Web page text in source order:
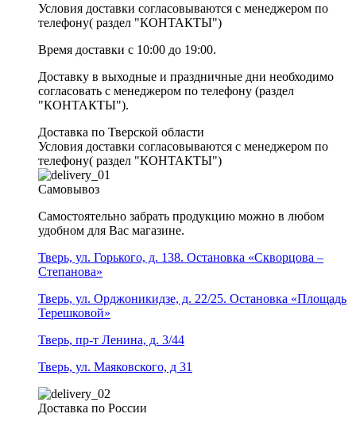
Условия доставки согласовываются с менеджером по
телефону( раздел "КОНТАКТЫ")
Время доставки с 10:00 до 19:00.
Доставку в выходные и праздничные дни необходимо
согласовать с менеджером по телефону (раздел
"КОНТАКТЫ").
Доставка по Тверской области
Условия доставки согласовываются с менеджером по
телефону( раздел "КОНТАКТЫ")
Самовывоз
Самостоятельно забрать продукцию можно в любом
удобном для Вас магазине.
Тверь, ул. Горького, д. 138. Остановка «Скворцова –
Степанова»
Тверь, ул. Орджоникидзе, д. 22/25. Остановка «Площадь
Терешковой»
Тверь, пр-т Ленина, д. 3/44
Тверь, ул. Маяковского, д 31
Доставка по России